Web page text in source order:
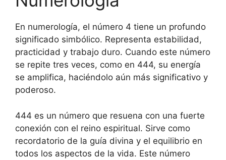
En numerología, el número 4 tiene un profundo
significado simbólico. Representa estabilidad,
practicidad y trabajo duro. Cuando este número
se repite tres veces, como en 444, su energía
se amplifica, haciéndolo aún más significativo y
poderoso.
444 es un número que resuena con una fuerte
conexión con el reino espiritual. Sirve como
recordatorio de la guía divina y el equilibrio en
todos los aspectos de la vida. Este número